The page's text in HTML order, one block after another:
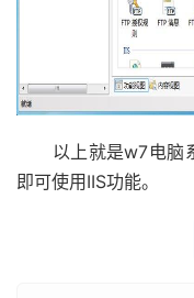
以上就是w7电脑系
即可使用IIS功能。